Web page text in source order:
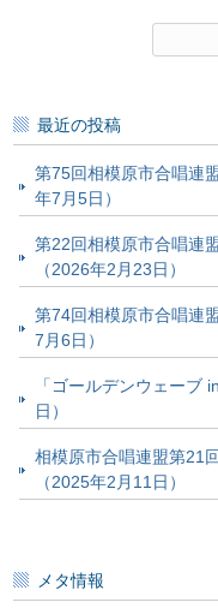
索:
最近の投稿
第75回相模原市合唱連
年7月5日）
第22回相模原市合唱連
（2026年2月23日）
第74回相模原市合唱連
7月6日）
「ゴールデンウェーブ
日）
相模原市合唱連盟第21
（2025年2月11日）
メタ情報